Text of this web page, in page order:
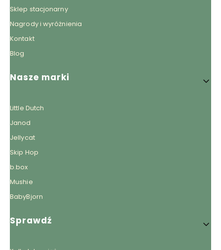
Sklep stacjonarny
Nagrody i wyróżnienia
Kontakt
Blog
Nasze marki
Little Dutch
Janod
Jellycat
Skip Hop
b.box
Mushie
BabyBjorn
Sprawdź